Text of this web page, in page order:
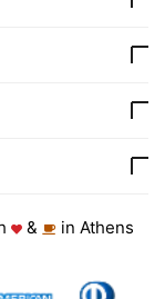
&
in Athens